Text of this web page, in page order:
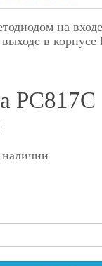
на
в корпусе
PC817C